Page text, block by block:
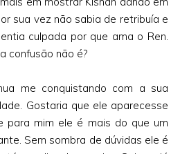
sua vez não sabia de retribuía e
culpada por que ama o Ren.
confusão não é?
me conquistando com a sua
Gostaria que ele aparecesse
para mim ele é mais do que um
Sem sombra de dúvidas ele é